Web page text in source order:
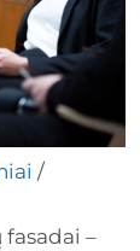
/
–